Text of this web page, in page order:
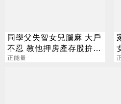
同學父失智女兒腦麻 大戶
不忍 教他押房產存股拚2
億身家
正能量